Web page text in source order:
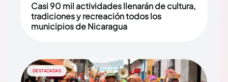
Casi 90 mil actividades llenarán de cultura,
tradiciones y recreación todos los
municipios de Nicaragua
DESTACADAS